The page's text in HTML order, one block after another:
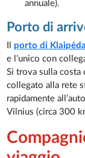
annuale).
Porto di
porto di Klaipėda
e l’unico con
Si trova sulla costa
collegato alla rete
rapidamente
Vilnius (circa 300